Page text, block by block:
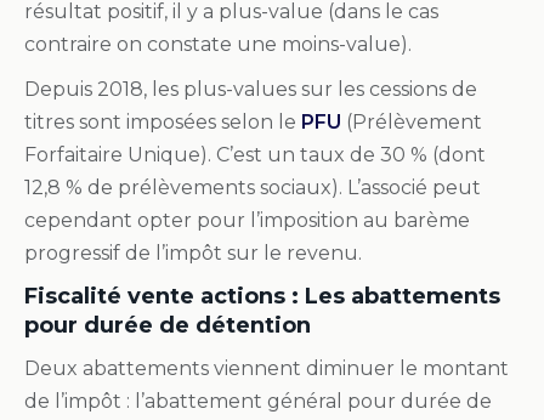
résultat positif, il y a plus-value (dans le cas
contraire on constate une moins-value).
Depuis 2018, les plus-values sur les cessions de
titres sont imposées selon le PFU (Prélèvement
Forfaitaire Unique). C’est un taux de 30 % (dont
12,8 % de prélèvements sociaux). L’associé peut
cependant opter pour l’imposition au barème
progressif de l’impôt sur le revenu.
Fiscalité vente actions : Les abattements
pour durée de détention
Deux abattements viennent diminuer le montant
de l’impôt : l’abattement général pour durée de